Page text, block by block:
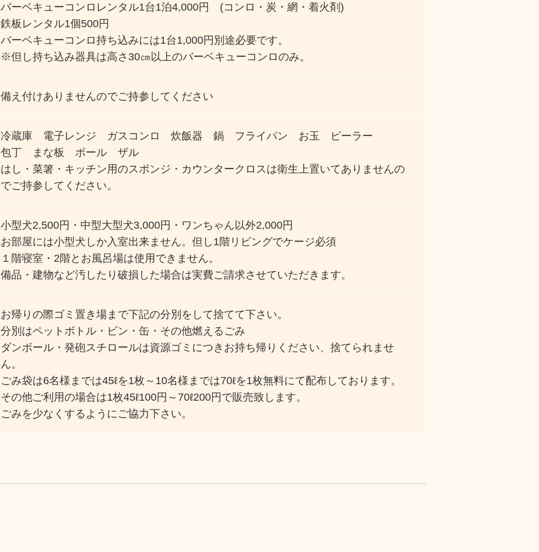
バーベキューコンロレンタル1台1泊4,000円 (コンロ・炭・網・着火剤)
鉄板レンタル1個500円
バーベキューコンロ持ち込みには1台1,000円別途必要です。
※但し持ち込み器具は高さ30㎝以上のバーベキューコンロのみ。
備え付けありませんのでご持参してください
冷蔵庫 電子レンジ ガスコンロ 炊飯器 鍋 フライパン お玉 ピーラー
包丁 まな板 ボール ザル
はし・菜箸・キッチン用のスポンジ・カウンタークロスは衛生上置いてありませんの
でご持参してください。
小型犬2,500円・中型大型犬3,000円・ワンちゃん以外2,000円
お部屋には小型犬しか入室出来ません。但し1階リビングでケージ必須
１階寝室・2階とお風呂場は使用できません。
備品・建物など汚したり破損した場合は実費ご請求させていただきます。
お帰りの際ゴミ置き場まで下記の分別をして捨てて下さい。
分別はペットボトル・ビン・缶・その他燃えるごみ
ダンボール・発砲スチロールは資源ゴミにつきお持ち帰りください、捨てられませ
ん。
ごみ袋は6名様までは45ℓを1枚～10名様までは70ℓを1枚無料にて配布しております。
その他ご利用の場合は1枚45ℓ100円～70ℓ200円で販売致します。
ごみを少なくするようにご協力下さい。